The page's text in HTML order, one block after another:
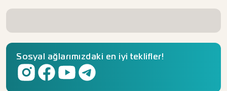
Sosyal ağlarımızdaki en iyi teklifler!